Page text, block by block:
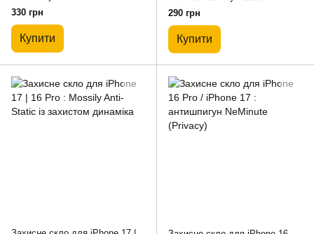
330 грн
Купити
(PRIVACY)
290 грн
Купити